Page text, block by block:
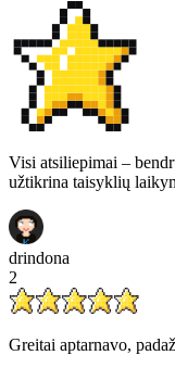
Visi atsiliepimai –
užtikrina taisyklių
drindona
2
Greitai aptarnavo,